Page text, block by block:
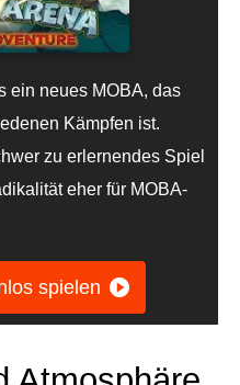
ein neues MOBA, das
Kämpfen ist.
zu erlernendes Spiel
eher für MOBA-
spielen